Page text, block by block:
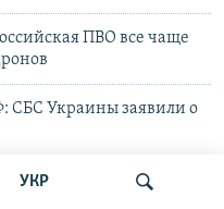
УКР
ПВО все чаще
СБС Украины заявили о
Крыма в новом